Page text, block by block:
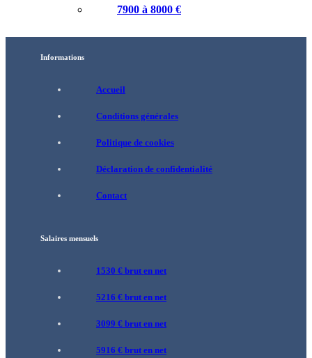
7900 à 8000 €
Informations
Accueil
Conditions générales
Politique de cookies
Déclaration de confidentialité
Contact
Salaires mensuels
1530 € brut en net
5216 € brut en net
3099 € brut en net
5916 € brut en net